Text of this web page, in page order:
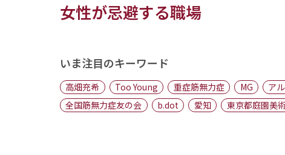
お知らせ
女性が忌避する職場
いま注目のキーワード
高畑充希 Too Young 重症筋無力症 MG ア
全国筋無力症友の会
b.dot 愛知 東京都庭園美